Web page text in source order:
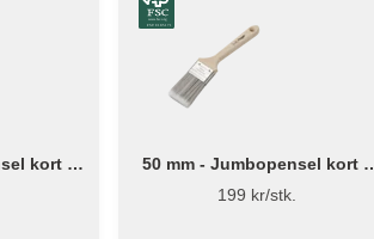
kort –
50 mm - Jumbopensel kort –
Flügger Pro Series
199 kr/stk.